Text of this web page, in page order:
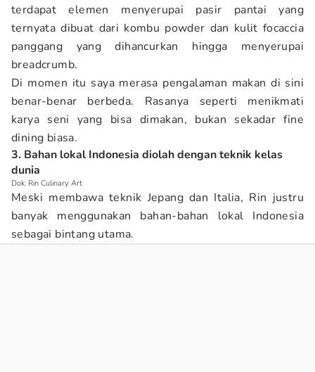
terdapat elemen menyerupai pasir pantai yang
ternyata dibuat dari kombu powder dan kulit focaccia
panggang yang dihancurkan hingga menyerupai
breadcrumb.
Di momen itu saya merasa pengalaman makan di sini
benar-benar berbeda. Rasanya seperti menikmati
karya seni yang bisa dimakan, bukan sekadar fine
dining biasa.
3. Bahan lokal Indonesia diolah dengan teknik kelas
dunia
Dok. Rin Culinary Art
Meski membawa teknik Jepang dan Italia, Rin justru
banyak menggunakan bahan-bahan lokal Indonesia
sebagai bintang utama.